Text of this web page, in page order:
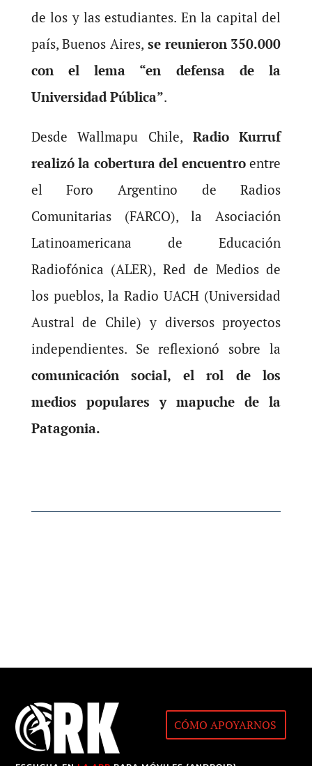
de los y las estudiantes. En la capital del
país, Buenos Aires, se reunieron 350.000
con el lema “en defensa de la
Universidad Pública”.
Desde Wallmapu Chile, Radio Kurruf
realizó la cobertura del encuentroentre
el Foro Argentino de Radios
Comunitarias (FARCO), la Asociación
Latinoamericana de Educación
Radiofónica (ALER), Red de Medios de
los pueblos, la Radio UACH (Universidad
Austral de Chile) y diversos proyectos
independientes. Se reflexionó sobre la
comunicación social, el rol de los
medios populares y mapuche de la
Patagonia.
CÓMO APOYARNOS